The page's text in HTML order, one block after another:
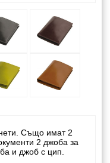
Също имат 2
2 джоба за
и джоб с цип.